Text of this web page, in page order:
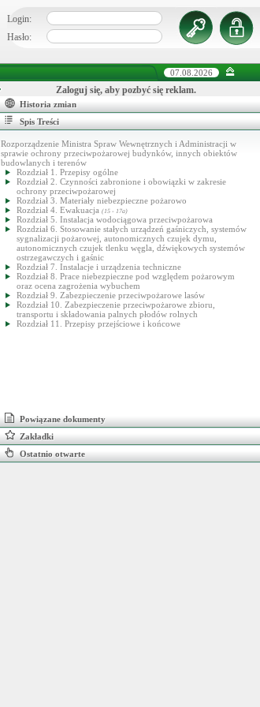
Login:
Hasło:
07.08.2026
Zaloguj się, aby pozbyć się reklam.
Historia zmian
Spis Treści
Rozporządzenie Ministra Spraw Wewnętrznych i Administracji w
sprawie ochrony przeciwpożarowej budynków, innych obiektów
budowlanych i terenów
Rozdział 1. Przepisy ogólne
Rozdział 2. Czynności zabronione i obowiązki w zakresie
ochrony przeciwpożarowej
Rozdział 3. Materiały niebezpieczne pożarowo
Rozdział 4. Ewakuacja (15 - 17a)
Rozdział 5. Instalacja wodociągowa przeciwpożarowa
Rozdział 6. Stosowanie stałych urządzeń gaśniczych, systemów
sygnalizacji pożarowej, autonomicznych czujek dymu,
autonomicznych czujek tlenku węgla, dźwiękowych systemów
ostrzegawczych i gaśnic
Rozdział 7. Instalacje i urządzenia techniczne
Rozdział 8. Prace niebezpieczne pod względem pożarowym
oraz ocena zagrożenia wybuchem
Rozdział 9. Zabezpieczenie przeciwpożarowe lasów
Rozdział 10. Zabezpieczenie przeciwpożarowe zbioru,
transportu i składowania palnych płodów rolnych
Rozdział 11. Przepisy przejściowe i końcowe
Powiązane dokumenty
Zakładki
Ostatnio otwarte